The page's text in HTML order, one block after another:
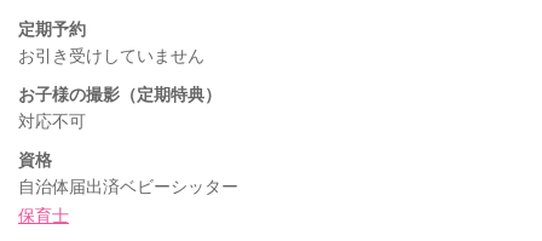
定期予約
お引き受けしていません
お子様の撮影（定期特典）
対応不可
資格
自治体届出済ベビーシッター
保育士